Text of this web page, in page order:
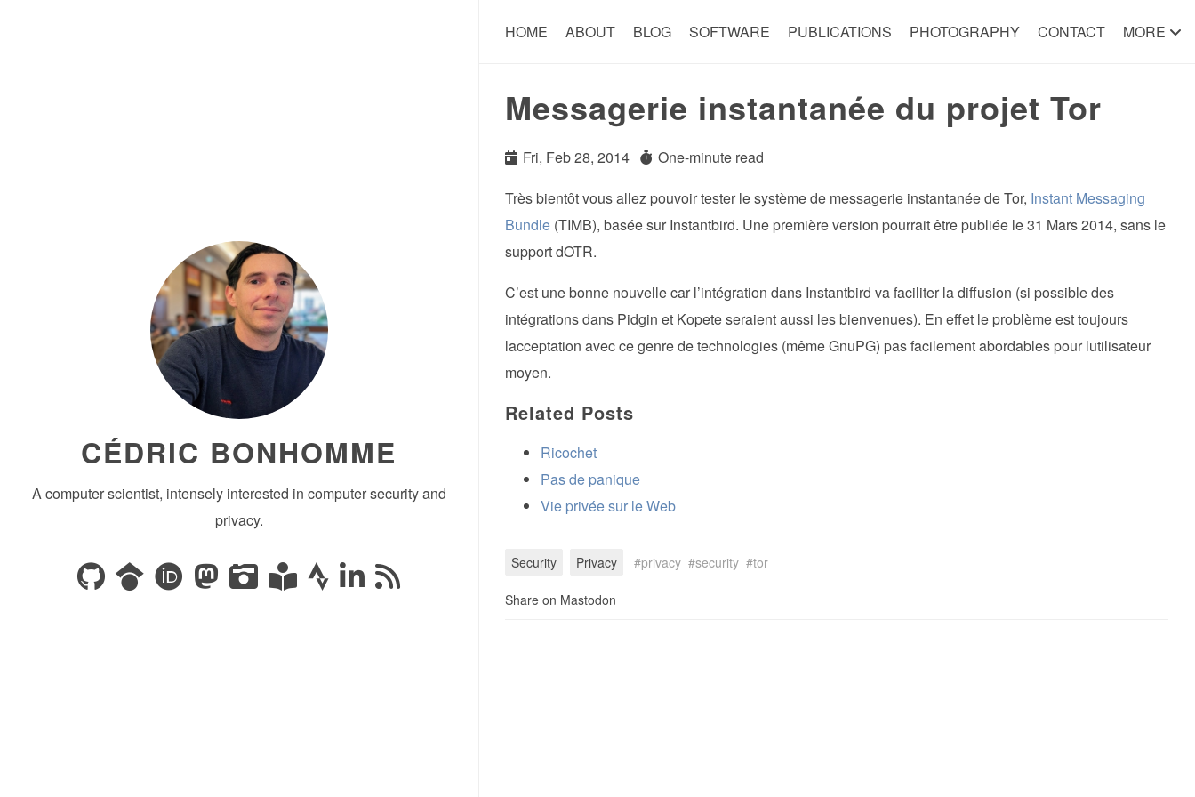
CÉDRIC BONHOMME
A computer scientist, intensely interested in computer security and
privacy.
HOME ABOUT BLOG SOFTWARE PUBLICATIONS PHOTOGRAPHY CONTACT MORE
Messagerie instantanée du projet Tor
Fri, Feb 28, 2014
One-minute read
Très bientôt vous allez pouvoir tester le système de messagerie instantanée de Tor, Instant Messaging
Bundle(TIMB), basée sur Instantbird. Une première version pourrait être publiée le 31 Mars 2014, sans le
support dOTR.
C’est une bonne nouvelle car l’intégration dans Instantbird va faciliter la diffusion (si possible des
intégrations dans Pidgin et Kopete seraient aussi les bienvenues). En effet le problème est toujours
lacceptation avec ce genre de technologies (même GnuPG) pas facilement abordables pour lutilisateur
moyen.
Related Posts
Ricochet
Pas de panique
Vie privée sur le Web
Security Privacy privacy security tor
Share on Mastodon